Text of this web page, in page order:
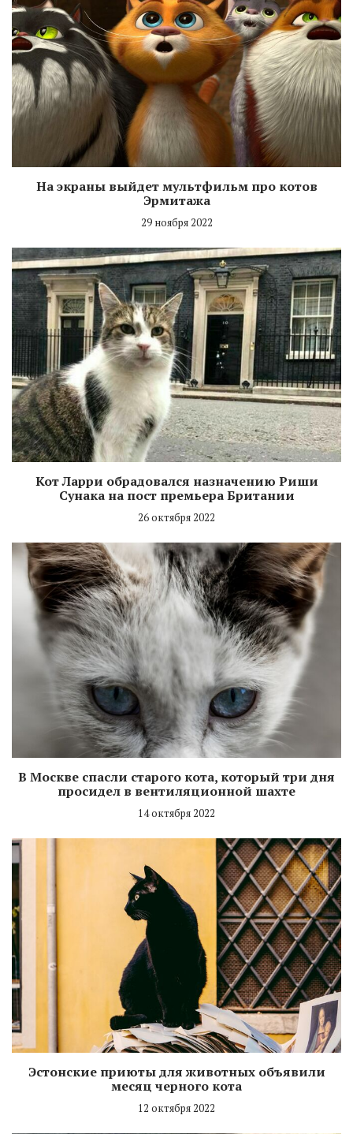
На экраны выйдет мультфильм про котов
Эрмитажа
29 ноября 2022
Кот Ларри обрадовался назначению Риши
Сунака на пост премьера Британии
26 октября 2022
В Москве спасли старого кота, который три дня
просидел в вентиляционной шахте
14 октября 2022
Эстонские приюты для животных объявили
месяц черного кота
12 октября 2022